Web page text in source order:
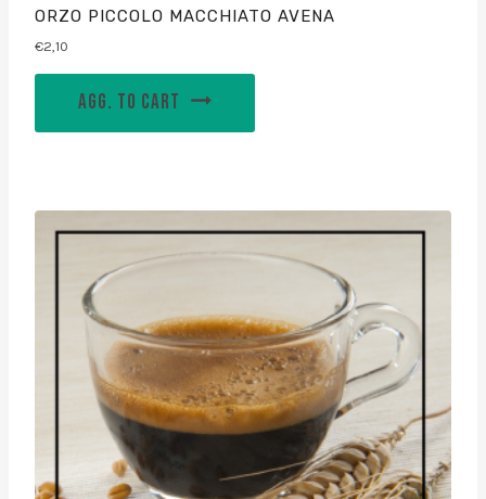
ORZO PICCOLO MACCHIATO AVENA
€2,10
AGG. TO CART